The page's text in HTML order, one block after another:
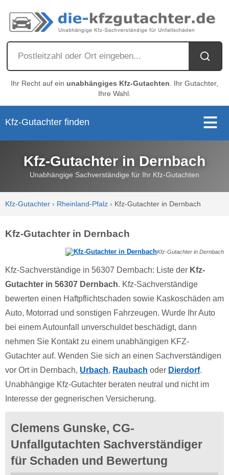
Ihr Recht auf ein unabhängiges Kfz-Gutachten . Ihr Gutachter,
Ihre Wahl.
Kfz-Gutachter finden
Kfz-Gutachter in Dernbach
Unabhängige Sachverständige für Ihr Kfz-Gutachten
Kfz-Gutachter › Rheinland-Pfalz › Kfz-Gutachter in Dernbach
Kfz-Gutachter in Dernbach
Kfz-Gutachter in Dernbach
Kfz-Sachverständige in 56307 Dernbach: Liste der Kfz-
Gutachter in 56307 Dernbach. Kfz-Sachverständige
bewerten einen Haftpflichtschaden sowie Kaskoschäden am
Auto, Motorrad und sonstigen Fahrzeugen. Wurde Ihr Auto
bei einem Autounfall unverschuldet beschädigt, dann
nehmen Sie Kontakt zu einem unabhängigen KFZ-
Gutachter auf. Wenden Sie sich an einen Sachverständigen
vor Ort in Dernbach, Urbach, Raubach oder Dierdorf.
Unabhängige Kfz-Gutachter beraten neutral und nicht im
Interesse der gegnerischen Versicherung.
Clemens Gunske, CG-
Unfallgutachten Sachverständiger
für Schaden und Bewertung